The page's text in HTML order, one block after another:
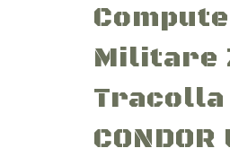
Militare
Tracolla
CONDOR